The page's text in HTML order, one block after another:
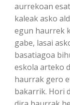
aurrekoan
kaleak asko
egun haurrek
gabe, lasai
basatiagoa
eskola arteko
haurrak gero
bakarrik. Hori